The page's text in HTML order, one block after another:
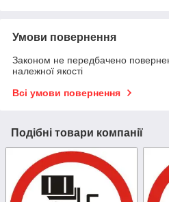
Умови повернення
Законом не передбачено
належної якості
Всі умови повернення
Подібні товари компанії